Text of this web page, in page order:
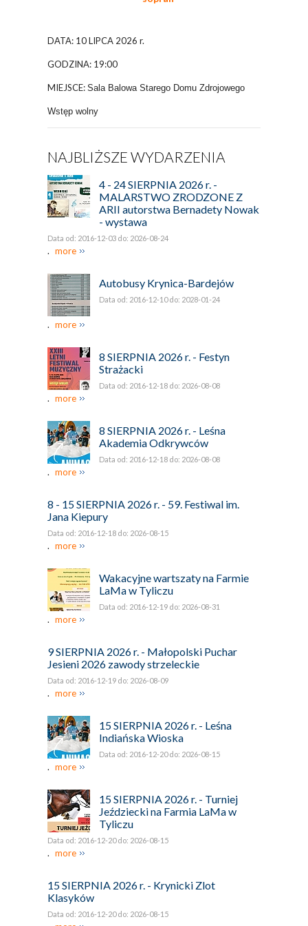
DATA: 10 LIPCA 2026 r.
GODZINA: 19:00
MIEJSCE: Sala Balowa Starego Domu Zdrojowego
Wstęp wolny
NAJBLIŻSZE WYDARZENIA
4 - 24 SIERPNIA 2026 r. -
MALARSTWO ZRODZONE Z
ARII autorstwa Bernadety Nowak
- wystawa
Data od: 2016-12-03 do: 2026-08-24
. more
Autobusy Krynica-Bardejów
Data od: 2016-12-10 do: 2028-01-24
. more
8 SIERPNIA 2026 r. - Festyn
Strażacki
Data od: 2016-12-18 do: 2026-08-08
. more
8 SIERPNIA 2026 r. - Leśna
Akademia Odkrywców
Data od: 2016-12-18 do: 2026-08-08
. more
8 - 15 SIERPNIA 2026 r. - 59. Festiwal im.
Jana Kiepury
Data od: 2016-12-18 do: 2026-08-15
. more
Wakacyjne wartszaty na Farmie
LaMa w Tyliczu
Data od: 2016-12-19 do: 2026-08-31
. more
9 SIERPNIA 2026 r. - Małopolski Puchar
Jesieni 2026 zawody strzeleckie
Data od: 2016-12-19 do: 2026-08-09
. more
15 SIERPNIA 2026 r. - Leśna
Indiańska Wioska
Data od: 2016-12-20 do: 2026-08-15
. more
15 SIERPNIA 2026 r. - Turniej
Jeździecki na Farmia LaMa w
Tyliczu
Data od: 2016-12-20 do: 2026-08-15
. more
15 SIERPNIA 2026 r. - Krynicki Zlot
Klasyków
Data od: 2016-12-20 do: 2026-08-15